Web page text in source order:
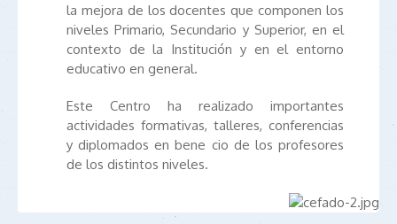
la mejora de los docentes que componen los
niveles Primario, Secundario y Superior, en el
contexto de la Institución y en el entorno
educativo en general.
Este Centro ha realizado importantes
actividades formativas, talleres, conferencias
y diplomados en bene cio de los profesores
de los distintos niveles.